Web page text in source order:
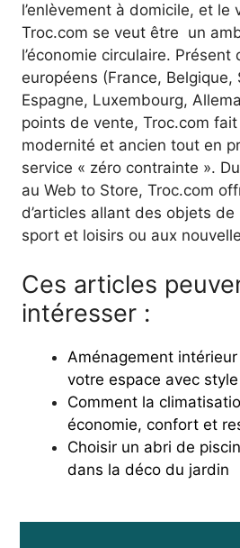
l’enlèvement à domicile, et le
Troc.com se veut être un
l’économie circulaire. Présent
européens (France, Belgique,
Espagne, Luxembourg,
points de vente, Troc.com
modernité et ancien tout en
service « zéro contrainte ».
au Web to Store, Troc.com
d’articles allant des objets de
sport et loisirs ou aux
Ces articles
intéresser :
Aménagement
votre espace avec
Comment la
économie, confort et
Choisir un abri de
dans la déco du jardin